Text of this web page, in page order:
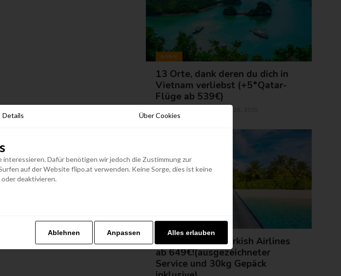
ASIEN
13 Orte, dank deren du dich in
Vietnam verliebst (+5*Qatar-
Flüge ab 539€)
FLUGTICKETS
Malediven mit Turkish Airlines
ab 649€!(ausgezeichneter
Service und 30kg Gepäck
Details Über Cookies
interessieren. Dafür benötigen wir jedoch die Zustimmung zur
auf der Website flipo.at verwenden. Keine Sorge, dies ist keine
deaktivieren.
Ablehnen Anpassen Alles erlauben